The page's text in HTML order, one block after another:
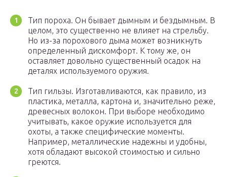
Тип пороха. Он бывает дымным и бездымным. В
целом, это существенно не влияет на стрельбу.
Но из-за порохового дыма может возникнуть
определенный дискомфорт. К тому же, он
оставляет довольно существенный осадок на
деталях используемого оружия.
Тип гильзы. Изготавливаются, как правило, из
пластика, металла, картона и, значительно реже,
древесных волокон. При выборе необходимо
учитывать, какое оружие используется для
охоты, а также специфические моменты.
Например, металлические надежны и удобны,
хотя обладают высокой стоимостью и сильно
греются.